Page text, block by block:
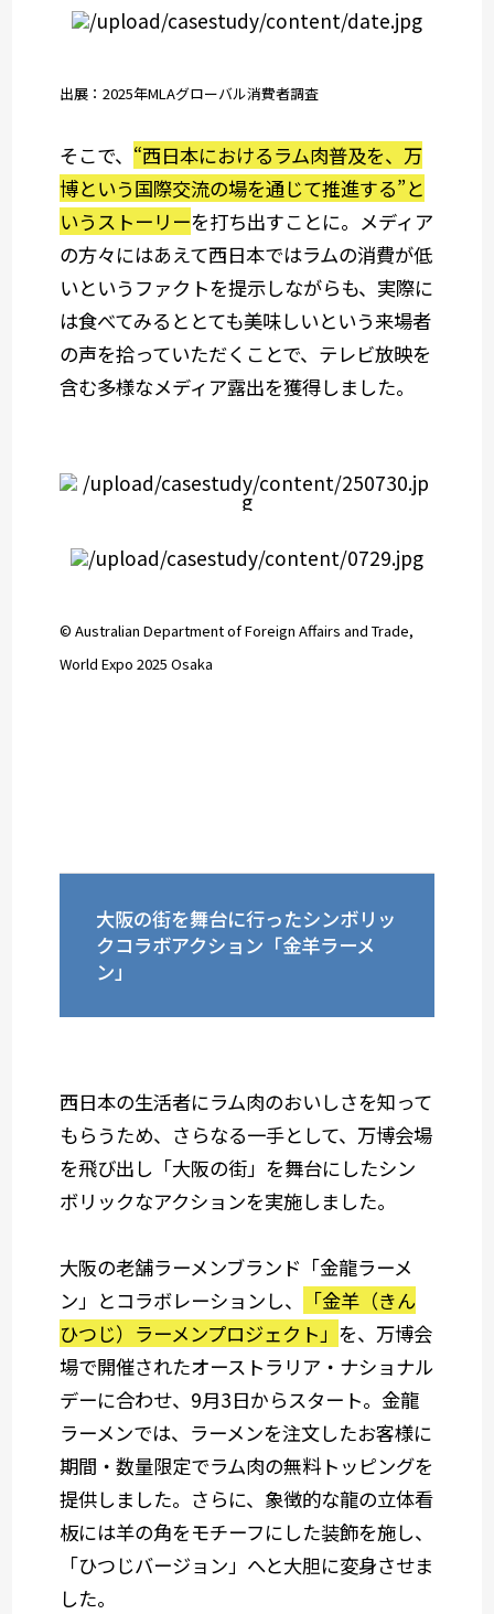
出展：2025年MLAグローバル消費者調査
そこで、 “西日本におけるラム肉普及を、万
博という国際交流の場を通じて推進する”と
いうストーリーを打ち出すことに。メディア
の方々にはあえて西日本ではラムの消費が低
いというファクトを提示しながらも、実際に
は食べてみるととても美味しいという来場者
の声を拾っていただくことで、テレビ放映を
含む多様なメディア露出を獲得しました。
© Australian Department of Foreign Affairs and Trade,
World Expo 2025 Osaka
大阪の街を舞台に行ったシンボリッ
クコラボアクション「金羊ラーメ
ン」
西日本の生活者にラム肉のおいしさを知って
もらうため、さらなる一手として、万博会場
を飛び出し「大阪の街」を舞台にしたシン
ボリックなアクションを実施しました。
大阪の老舗ラーメンブランド「金龍ラーメ
ン」とコラボレーションし、
「金羊（きん
ひつじ）ラーメンプロジェクト」 を、万博会
場で開催されたオーストラリア・ナショナル
デーに合わせ、9月3日からスタート。金龍
ラーメンでは、ラーメンを注文したお客様に
期間・数量限定でラム肉の無料トッピングを
提供しました。さらに、象徴的な龍の立体看
板には羊の角をモチーフにした装飾を施し、
「ひつじバージョン」へと大胆に変身させま
した。